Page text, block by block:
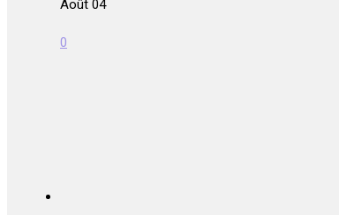
Août 04
0